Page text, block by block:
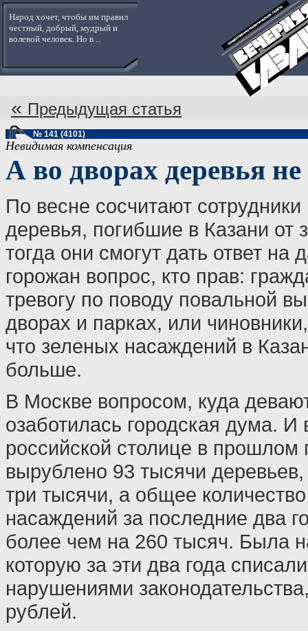
Народ хочет, чтобы им правил
честный, добрый, мудрый и
волевой человек. Но в ...
« Предыдущая статья
№ 141 (4101)
Невидимая компенсация
А во дворах деревья
По весне сосчитают сотрудники
деревья, погибшие в Казани от
тогда они смогут дать ответ
горожан вопрос, кто прав:
тревогу по поводу повальной
дворах и парках, или
что зеленых насаждений в
больше.
В Москве вопросом, куда
озаботилась городская дума. И
российской столице в прошлом
вырублено 93 тысячи
три тысячи, а общее
насаждений за последние два
более чем на 260 тысяч. Была
которую за эти два года
нарушениями
рублей.